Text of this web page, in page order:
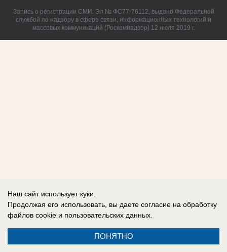
Запись о регистрации СМИ: Эл № ФС77-76112, выдано Федеральной
службой по надзору в сфере связи, информационных технологий и
массовых коммуникаций (Роскомнадзор) 12 июля 2019 г.
Наш сайт использует куки.
Продолжая его использовать, вы даете согласие на обработку
файлов cookie и пользовательских данных.
ПОНЯТНО